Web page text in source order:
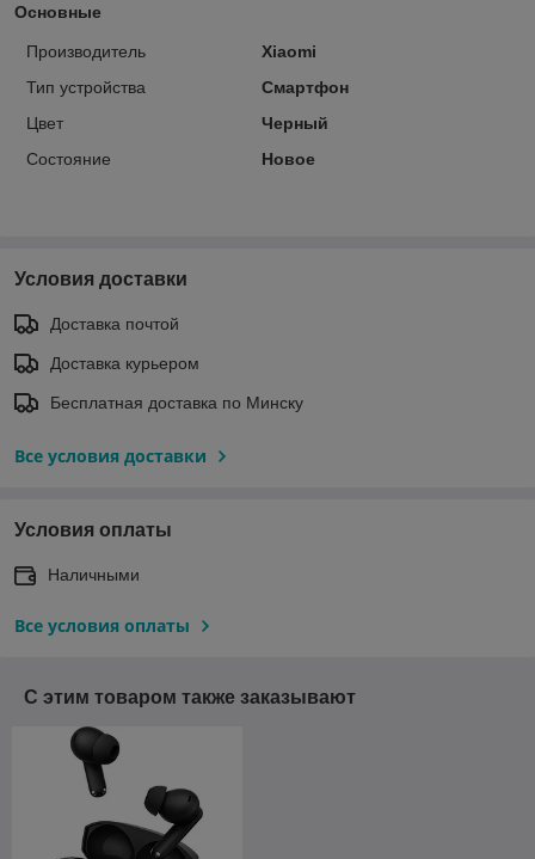
Основные
Производитель
Xiaomi
Тип устройства
Смартфон
Цвет
Черный
Состояние
Новое
Условия доставки
Доставка почтой
Доставка курьером
Бесплатная доставка по Минску
Все условия доставки
Условия оплаты
Наличными
Все условия оплаты
С этим товаром также заказывают